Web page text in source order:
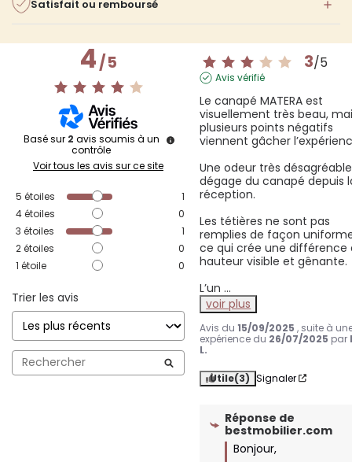
Satisfait ou remboursé
4/5
Basé sur 2 avis soumis à un
contrôle
Voir tous les avis sur ce site
5 étoiles
1
4étoiles
0
3 étoiles
1
2étoiles
0
1 étoile 0
Trier les avis
3/5
Avis vérifié
Le canapé MATERA est
visuellement très beau,
plusieurs points négatifs
viennent gâcher
Une odeur très
dégage du canapé depuis
réception.
Les tétières ne sont pas
remplies de façon
ce qui crée une différence
hauteur visible et gênante.
L’un ...
voir plus
Avis du15/09/2025 , suite à
expérience du 26/07/2025 par
L.
Utile(3) Signaler
Réponse de
bestmobilier.com
Bonjour,